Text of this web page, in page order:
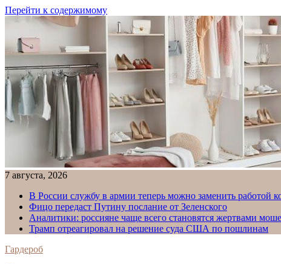
Перейти к содержимому
7 августа, 2026
В России службу в армии теперь можно заменить работой
Фицо передаст Путину послание от Зеленского
Аналитики: россияне чаще всего становятся жертвами
Трамп отреагировал на решение суда США по пошлинам
Гардероб